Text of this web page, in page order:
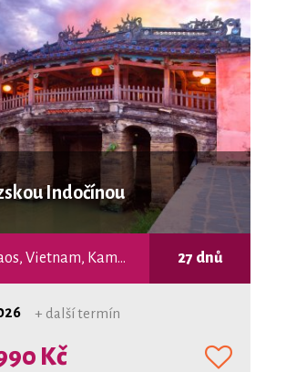
Indočínou
Thajsko, Laos, Vietnam, Kambodža 27 dnů
+ další termín
Kč